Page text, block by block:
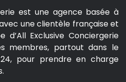
est une agence basée à
une clientèle française et
d’All Exclusive Conciergerie
membres, partout dans le
pour prendre en charge